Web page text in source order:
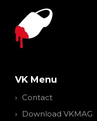
VK Menu
Contact
Download VKMAG